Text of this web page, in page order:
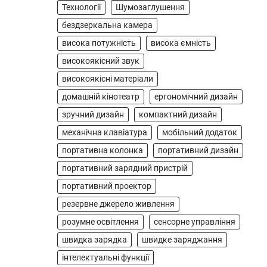
5
компактний бездротовий
контролер, розроблений
спеціально для Xbox. Завдяки
своєму…
1
АУДІО
Бездротова колонка LG
XBOOM Go XG2T
В'ячеслав 2024-09-07
LG XBOOM Go XG2T — це
компактна бездротова колонка,
яка поєднує в собі потужний
звук…
ЗАРЯДНІ ПРИСТРОЇ
Портативна зарядна
станція Yoshino Power
B330 SST
Технології
Шумозаглушення
бездзеркальна камера
висока потужність
висока ємність
високоякісний звук
високоякісні матеріали
домашній кінотеатр
ергономічний дизайн
зручний дизайн
компактний дизайн
механічна клавіатура
мобільний додаток
портативна колонка
портативний дизайн
портативний зарядний пристрій
портативний проектор
резервне джерело живлення
розумне освітлення
сенсорне управління
швидка зарядка
швидке заряджання
інтелектуальні функції